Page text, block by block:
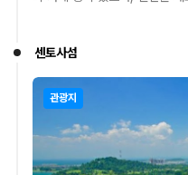
센토사섬
관광지